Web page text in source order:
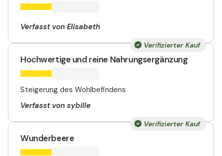
Verfasst von Elisabeth
Verifizierter Kauf
Hochwertige und reine Nahrungsergänzung
Steigerung des Wohlbefindens
Verfasst von sybille
Verifizierter Kauf
Wunderbeere